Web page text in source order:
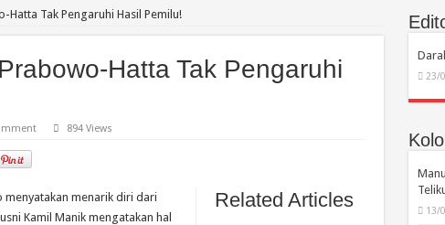
Hatta Tak Pengaruhi Hasil Pemilu!
Hatta Tak Pengaruhi
894 Views
Related Articles
menarik diri dari
Kamil Manik mengatakan hal
23/
13/